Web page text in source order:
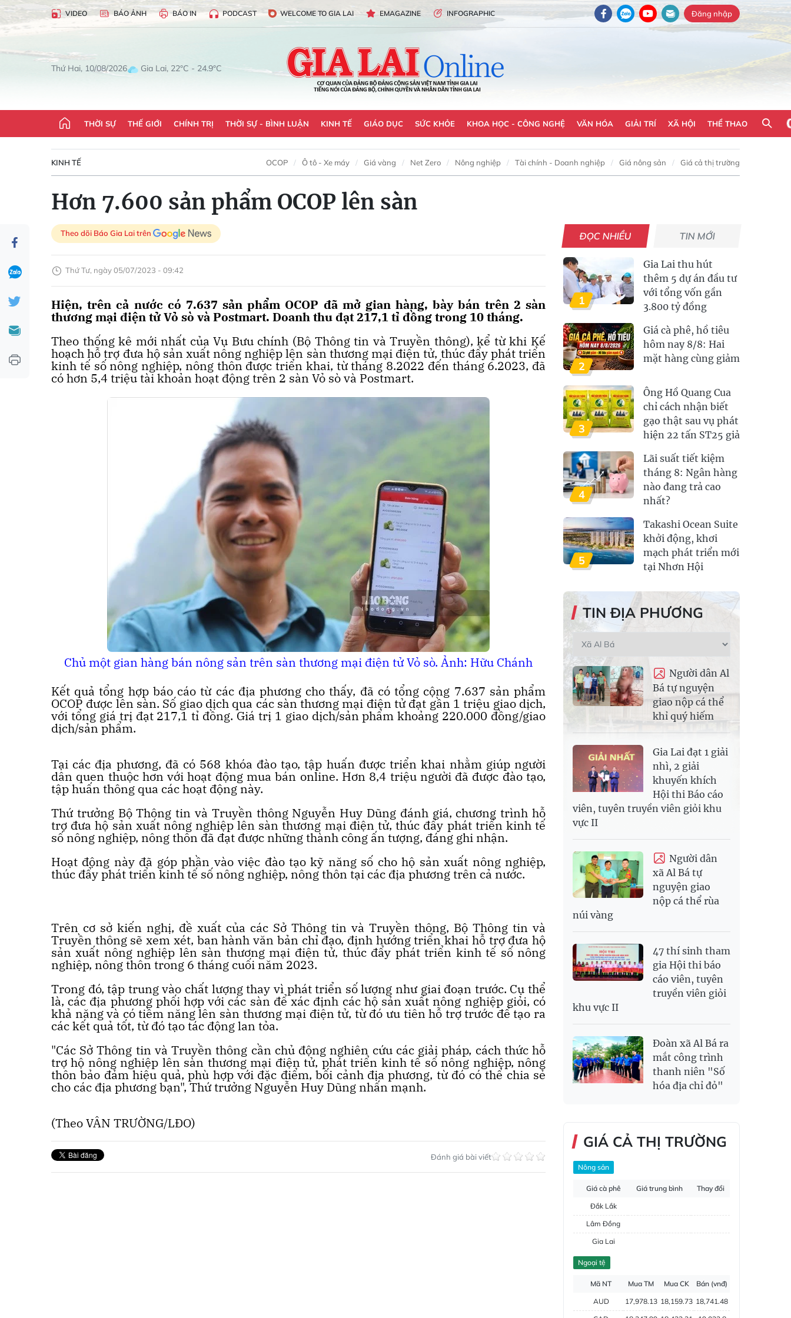
VIDEO BÁO ẢNH BÁO IN PODCAST WELCOME TO GIA LAI EMAGAZINE INFOGRAPHIC Đăng nhập
Thứ Hai, 10/08/2026 Gia Lai, 22°C - 24.9°C
THỜI SỰ THẾ GIỚI CHÍNH TRỊ THỜI SỰ - BÌNH LUẬN KINH TẾ GIÁO DỤC SỨC KHỎE KHOA HỌC - CÔNG NGHỆ VĂN HÓA GIẢI TRÍ XÃ HỘI THỂ THAO
KINH TẾ OCOP Ô tô - Xe máy Giá vàng Net Zero Nông nghiệp Tài chính - Doanh nghiệp Giá nông sản Giá cả thị trường
Hơn 7.600 sản phẩm OCOP lên sàn
Theo dõi Báo Gia Lai trên
Thứ Tư, ngày 05/07/2023 - 09:42
Hiện, trên cả nước có 7.637 sản phẩm OCOP đã mở gian hàng, bày bán trên 2 sàn
thương mại điện tử Vỏ sò và Postmart. Doanh thu đạt 217,1 tỉ đồng trong 10 tháng.
Theo thống kê mới nhất của Vụ Bưu chính (Bộ Thông tin và Truyền thông), kể từ khi Kế
hoạch hỗ trợ đưa hộ sản xuất nông nghiệp lên sàn thương mại điện tử, thúc đẩy phát triển
kinh tế số nông nghiệp, nông thôn được triển khai, từ tháng 8.2022 đến tháng 6.2023, đã
có hơn 5,4 triệu tài khoản hoạt động trên 2 sàn Vỏ sò và Postmart.
Chủ một gian hàng bán nông sản trên sàn thương mại điện tử Vỏ sò. Ảnh: Hữu Chánh
Kết quả tổng hợp báo cáo từ các địa phương cho thấy, đã có tổng cộng 7.637 sản phẩm
OCOP được lên sàn. Số giao dịch qua các sàn thương mại điện tử đạt gần 1 triệu giao dịch,
với tổng giá trị đạt 217,1 tỉ đồng. Giá trị 1 giao dịch/sản phẩm khoảng 220.000 đồng/giao
dịch/sản phẩm.
Tại các địa phương, đã có 568 khóa đào tạo, tập huấn được triển khai nhằm giúp người
dân quen thuộc hơn với hoạt động mua bán online. Hơn 8,4 triệu người đã được đào tạo,
tập huấn thông qua các hoạt động này.
Thứ trưởng Bộ Thông tin và Truyền thông Nguyễn Huy Dũng đánh giá, chương trình hỗ
trợ đưa hộ sản xuất nông nghiệp lên sàn thương mại điện tử, thúc đẩy phát triển kinh tế
số nông nghiệp, nông thôn đã đạt được những thành công ấn tượng, đáng ghi nhận.
Hoạt động này đã góp phần vào việc đào tạo kỹ năng số cho hộ sản xuất nông nghiệp,
thúc đẩy phát triển kinh tế số nông nghiệp, nông thôn tại các địa phương trên cả nước.
Trên cơ sở kiến nghị, đề xuất của các Sở Thông tin và Truyền thông, Bộ Thông tin và
Truyền thông sẽ xem xét, ban hành văn bản chỉ đạo, định hướng triển khai hỗ trợ đưa hộ
sản xuất nông nghiệp lên sàn thương mại điện tử, thúc đẩy phát triển kinh tế số nông
nghiệp, nông thôn trong 6 tháng cuối năm 2023.
Trong đó, tập trung vào chất lượng thay vì phát triển số lượng như giai đoạn trước. Cụ thể
là, các địa phương phối hợp với các sàn để xác định các hộ sản xuất nông nghiệp giỏi, có
khả năng và có tiềm năng lên sàn thương mại điện tử, từ đó ưu tiên hỗ trợ trước để tạo ra
các kết quả tốt, từ đó tạo tác động lan tỏa.
"Các Sở Thông tin và Truyền thông cần chủ động nghiên cứu các giải pháp, cách thức hỗ
trợ hộ nông nghiệp lên sàn thương mại điện tử, phát triển kinh tế số nông nghiệp, nông
thôn bảo đảm hiệu quả, phù hợp với đặc điểm, bối cảnh địa phương, từ đó có thể chia sẻ
cho các địa phương bạn", Thứ trưởng Nguyễn Huy Dũng nhấn mạnh.
(Theo VÂN TRƯỜNG/LĐO)
Đánh giá bài viết
ĐỌC NHIỀU TIN MỚI
1
Gia Lai thu hút
thêm 5 dự án đầu tư
với tổng vốn gần
3.800 tỷ đồng
2
Giá cà phê, hồ tiêu
hôm nay 8/8: Hai
mặt hàng cùng giảm
3
Ông Hồ Quang Cua
chỉ cách nhận biết
gạo thật sau vụ phát
hiện 22 tấn ST25 giả
4
Lãi suất tiết kiệm
tháng 8: Ngân hàng
nào đang trả cao
nhất?
5
Takashi Ocean Suite
khởi động, khơi
mạch phát triển mới
tại Nhơn Hội
TIN ĐỊA PHƯƠNG
Người dân Al
Bá tự nguyện
giao nộp cá thể
khỉ quý hiếm
Gia Lai đạt 1 giải
nhì, 2 giải
khuyến khích
Hội thi Báo cáo
viên, tuyên truyền viên giỏi khu
vực II
Người dân
xã Al Bá tự
nguyện giao
nộp cá thể rùa
núi vàng
47 thí sinh tham
gia Hội thi báo
cáo viên, tuyên
truyền viên giỏi
khu vực II
Đoàn xã Al Bá ra
mắt công trình
thanh niên "Số
hóa địa chỉ đỏ"
GIÁ CẢ THỊ TRƯỜNG
Nông sản
Giá cà phê Giá trung bình
Thay đổi
Đắk Lắk
Lâm Đồng
Gia Lai
Đắk Nông
Ngoại tệ
Mã NT Mua TM Mua CK
Bán (vnđ)
AUD
17,978.13 18,159.73 18,741.48